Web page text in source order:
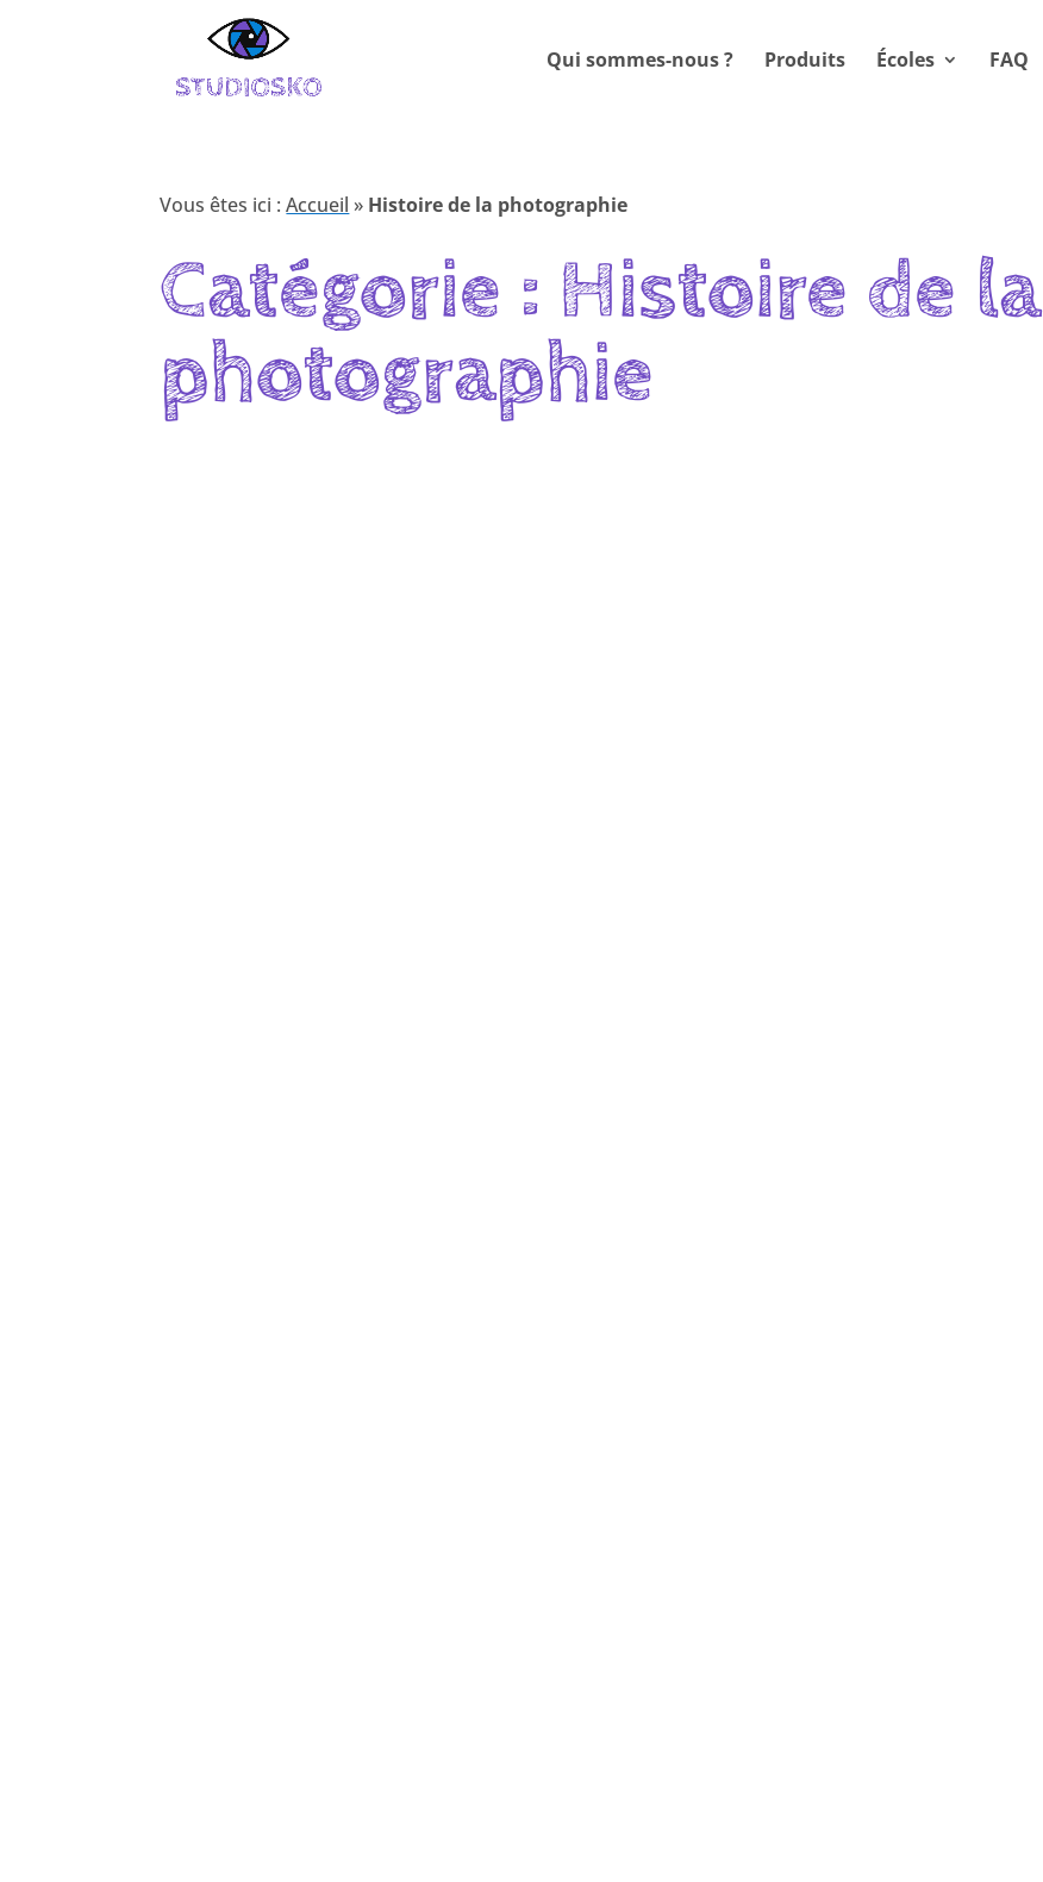
Qui sommes-nous ? Produits Écoles FAQ
Vous êtes ici :Accueil » Histoire de la photographie
Catégorie : Histoire de la
photographie